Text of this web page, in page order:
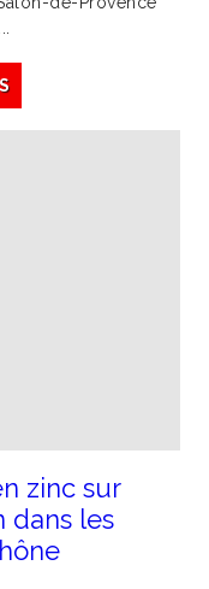
zinc sur
dans les